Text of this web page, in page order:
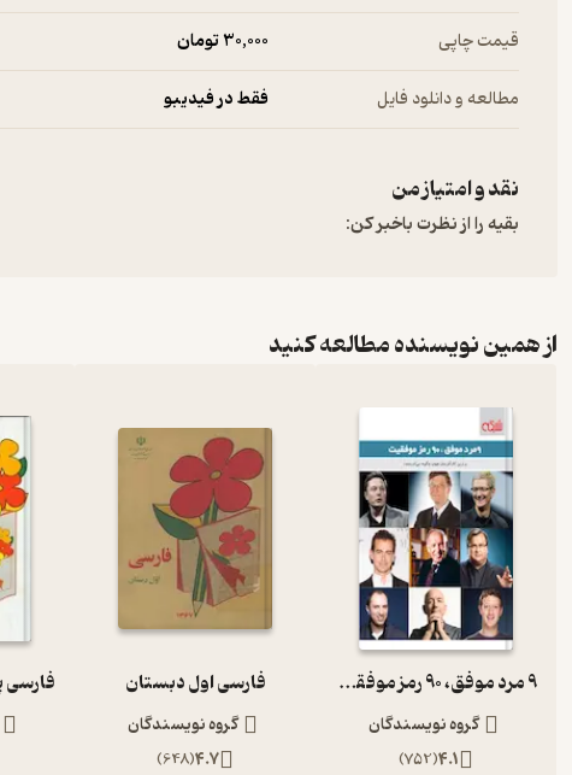
قیمت چاپی 30,000 تومان
مطالعه و دانلود فایل فقط در فیدیبو
نقد و امتیاز من
بقیه را از نظرت باخبر کن:
از همین نویسنده مطالعه کنید
9 مرد موفق، 90 رمز موفقیت
گروه نویسندگان
4.1
(
752
)
فارسی اول دبستان
گروه نویسندگان
4.7
(
648
)